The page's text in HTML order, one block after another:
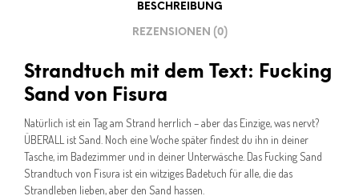
BESCHREIBUNG
REZENSIONEN (0)
Strandtuch mit dem Text: Fucking
Sand von Fisura
Natürlich ist ein Tag am Strand herrlich – aber das Einzige, was nervt?
ÜBERALL ist Sand. Noch eine Woche später findest du ihn in deiner
Tasche, im Badezimmer und in deiner Unterwäsche. Das Fucking Sand
Strandtuch von Fisura ist ein witziges Badetuch für alle, die das
Strandleben lieben, aber den Sand hassen.